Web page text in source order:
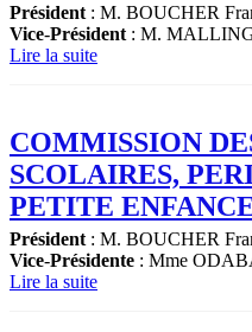
Président : M. BOUCHER
Vice-Président : M.
Lire la suite
COMMISSION
SCOLAIRES,
PETITE
Président : M. BOUCHER
Vice-Présidente : Mme
Lire la suite